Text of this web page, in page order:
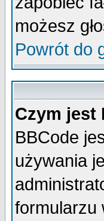
możesz
Powrót do
Czym jest
BBCode
używania
formularzu